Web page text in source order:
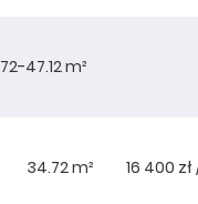
47.12 m²
34.72 m² 16 400 zł